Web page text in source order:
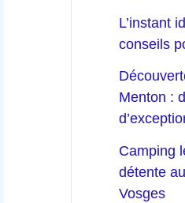
L’instant
conseils
Menton :
Camping
détente
Vosges